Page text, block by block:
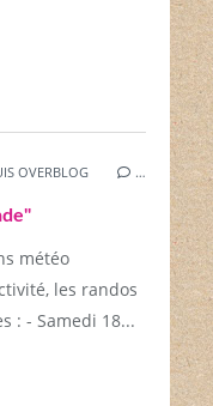
OVERBLOG …
météo
les randos
: - Samedi 18...